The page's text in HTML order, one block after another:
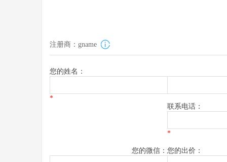
注册商：gname
您的姓名：
*
联系电话：
*
您的微信： 您的出价：